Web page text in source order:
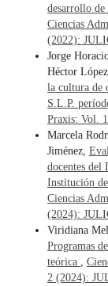
desarrollo
Ciencias
(2022):
Jorge
Héctor
la cultura de
S.L.P.
Praxis: Vol.
Marcela
Jiménez,
docentes del
Institución
Ciencias
(2024):
Viridiana
Programas
teórica
2 (2024):